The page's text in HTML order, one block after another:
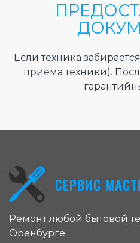
Если техника
приема техники).
СЕРВИС
Ремонт любой бытовой
Оренбурге